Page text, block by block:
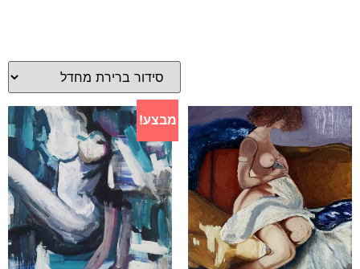
מבצע!